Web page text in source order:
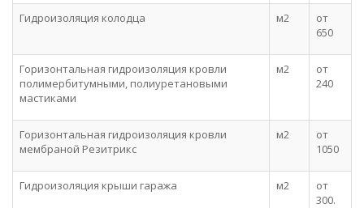
Гидроизоляция колодца м2
от
650
Горизонтальная гидроизоляция кровли
полимербитумными, полиуретановыми
мастиками
м2
от
240
Горизонтальная гидроизоляция кровли
мембраной Резитрикс
м2
от
1050
Гидроизоляция крыши гаража м2
от
300.